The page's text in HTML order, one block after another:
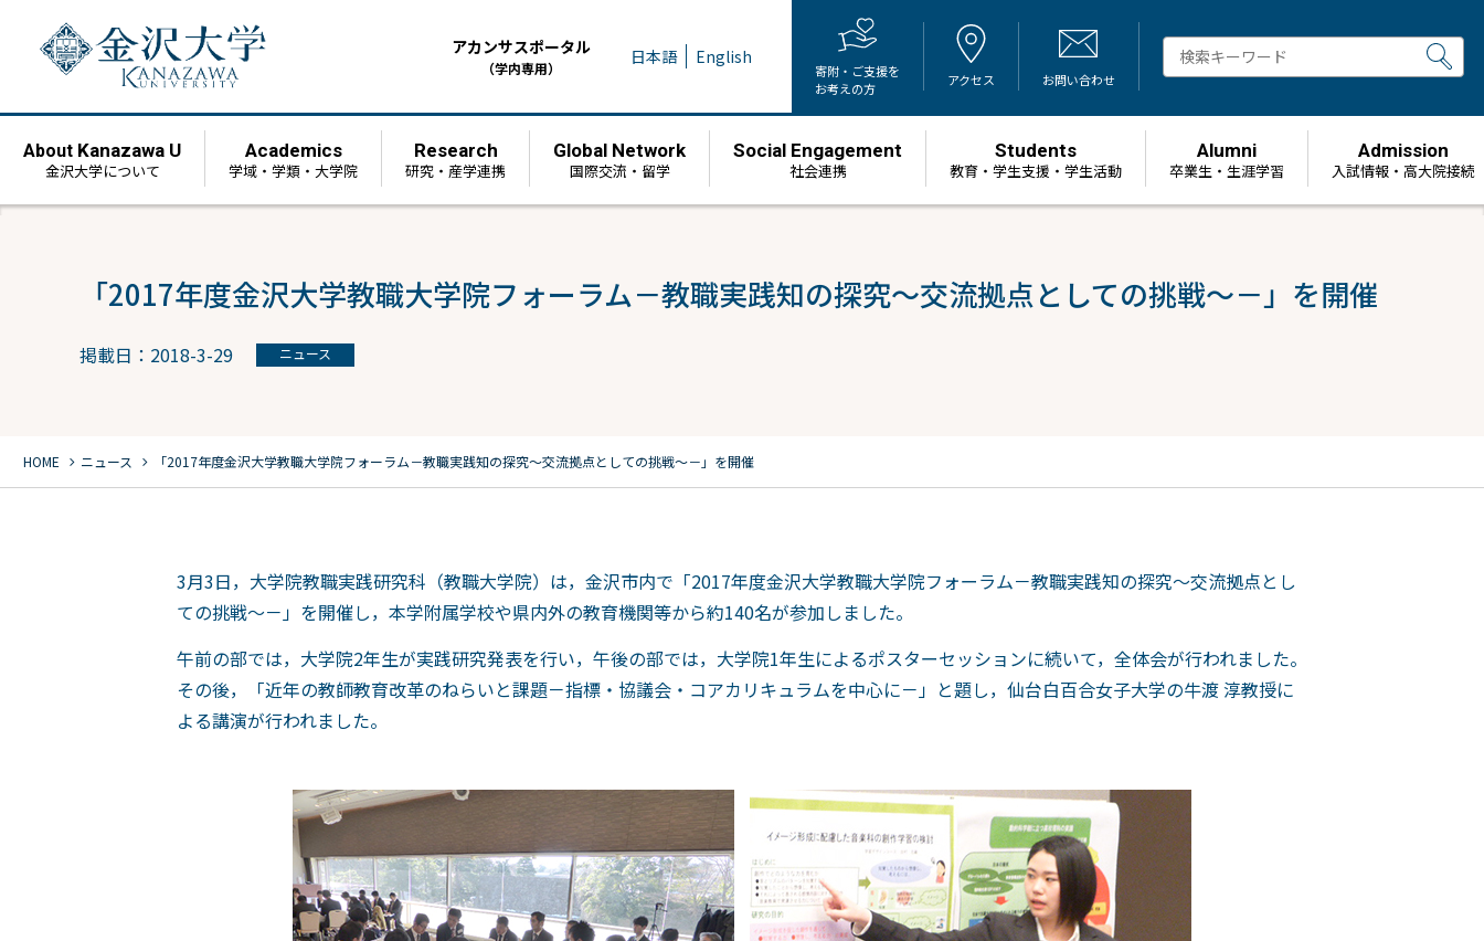
アカンサスポータル
（学内専用） 日本語 English
寄附・ご支援を
お考えの方
アクセス お問い合わせ
About Kanazawa U
金沢大学について
Academics
学域・学類・大学院
Research
研究・産学連携
Global Network
国際交流・留学
Social Engagement
社会連携
Students
教育・学生支援・学生活動
Alumni
卒業生・生涯学習
Admission
⼊試情報・高大院接続
「2017年度金沢大学教職大学院フォーラム－教職実践知の探究～交流拠点としての挑戦～－」を開催
掲載日：2018-3-29 ニュース
HOME chevron_right ニュース chevron_right 「2017年度金沢大学教職大学院フォーラム－教職実践知の探究～交流拠点としての挑戦～－」を開催
3月3日，大学院教職実践研究科（教職大学院）は，金沢市内で「2017年度金沢大学教職大学院フォーラム－教職実践知の探究～交流拠点とし
ての挑戦～－」を開催し，本学附属学校や県内外の教育機関等から約140名が参加しました。
午前の部では，大学院2年生が実践研究発表を行い，午後の部では，大学院1年生によるポスターセッションに続いて，全体会が行われました。
その後，「近年の教師教育改革のねらいと課題－指標・協議会・コアカリキュラムを中心に－」と題し，仙台白百合女子大学の牛渡 淳教授に
よる講演が行われました。